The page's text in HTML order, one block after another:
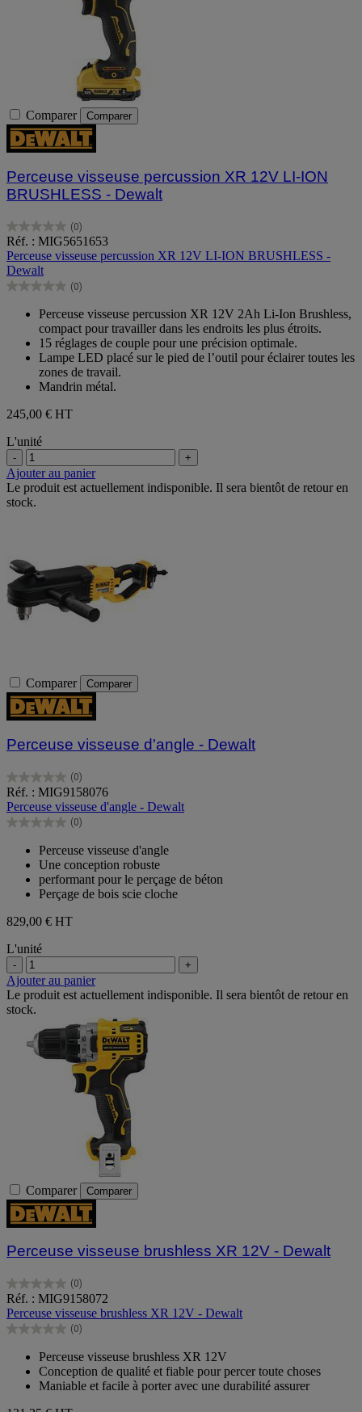
Comparer Comparer
Perceuse visseuse percussion XR 12V LI-ION
BRUSHLESS - Dewalt
(0)
0.0
sur
5
étoiles.
Réf. : MIG5651653
Perceuse visseuse percussion XR 12V LI-ION BRUSHLESS -
Dewalt
(0)
0.0
étoiles.
Perceuse visseuse percussion XR 12V 2Ah Li-Ion Brushless,
compact pour travailler dans les endroits les plus étroits.
15 réglages de couple pour une précision optimale.
Lampe LED placé sur le pied de l’outil pour éclairer toutes les
zones de travail.
Mandrin métal.
245,00 € HT
L'unité
- +
Ajouter au panier
Le produit est actuellement indisponible. Il sera bientôt de retour en
stock.
Comparer Comparer
Perceuse visseuse d'angle - Dewalt
(0)
0.0
sur
5
étoiles.
Réf. : MIG9158076
Perceuse visseuse d'angle - Dewalt
(0)
0.0
étoiles.
Perceuse visseuse d'angle
Une conception robuste
performant pour le perçage de béton
Perçage de bois scie cloche
829,00 € HT
L'unité
- +
Ajouter au panier
Le produit est actuellement indisponible. Il sera bientôt de retour en
stock.
Comparer Comparer
Perceuse visseuse brushless XR 12V - Dewalt
(0)
0.0
sur
5
étoiles.
Réf. : MIG9158072
Perceuse visseuse brushless XR 12V - Dewalt
(0)
0.0
étoiles.
Perceuse visseuse brushless XR 12V
Conception de qualité et fiable pour percer toute choses
Maniable et facile à porter avec une durabilité assurer